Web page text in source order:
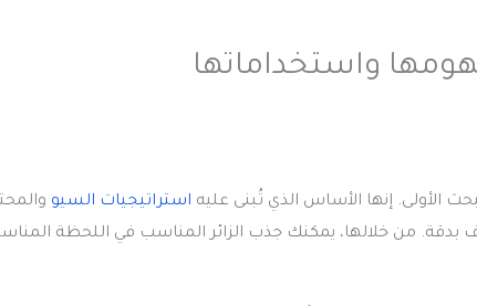
واستخداماتها
الأولى. إنها الأساس الذي تُبنى عليه استراتيجيات السيو
بدقة. من خلالها، يمكنك جذب الزائر المناسب في اللحظة